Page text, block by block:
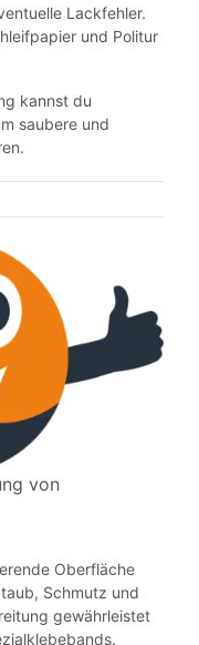
Lackfehler.
und Politur
kannst du
saubere und
von
Oberfläche
Schmutz und
gewährleistet